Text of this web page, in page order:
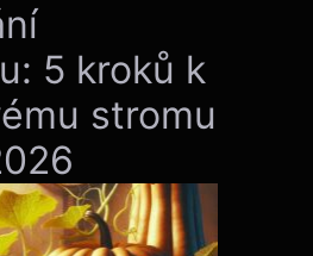
5 kroků k
stromu